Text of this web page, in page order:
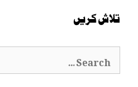
تلاش کریں
Search